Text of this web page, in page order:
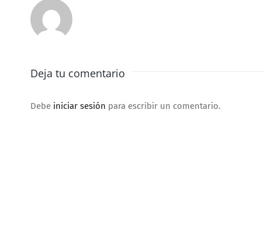
Deja tu comentario
Debe iniciar sesión para escribir un comentario.